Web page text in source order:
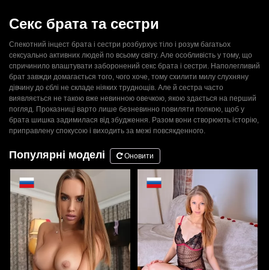
Секс брата та сестри
Спекотний інцест брата і сестри розбурхує тіло і розум багатьох
сексуально активних людей по всьому світу. Але особливість у тому, що
спричинило влаштувати заборонений секс брата і сестри. Наполегливий
брат завжди домагається того, чого хоче, тому схилити милу слухняну
дівчину до єблі не складе ніяких труднощів. Але й сестра часто
виявляється не такою вже невинною овечкою, якою здається на перший
погляд. Проказниці варто лише безневинно повиляти попкою, щоб у
брата шишка задимилася від збудження. Разом вони створюють історію,
приправлену спокусою і виходить за межі повсякденного.
Популярні моделі Оновити